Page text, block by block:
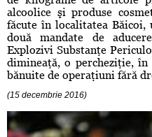
alcoolice şi produse
făcute în localitatea Băicoi,
două mandate de
Explozivi Substanţe
dimineaţă, o percheziţie,
bănuite de operaţiuni fără
(15 decembrie 2016)